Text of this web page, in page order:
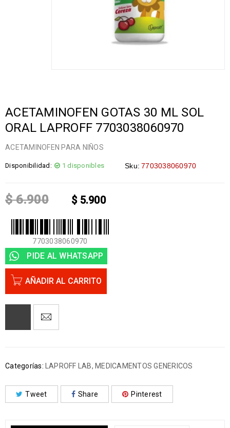
ACETAMINOFEN GOTAS 30 ML SOL
ORAL LAPROFF 7703038060970
ACETAMINOFEN PARA NIÑOS
Disponibilidad: 1 disponibles Sku: 7703038060970
$6.900 $5.900
7703038060970
PIDE AL WHATSAPP
AÑADIR AL CARRITO
Categorías: LAPROFF LAB, MEDICAMENTOS GENERICOS
Tweet Share Pinterest